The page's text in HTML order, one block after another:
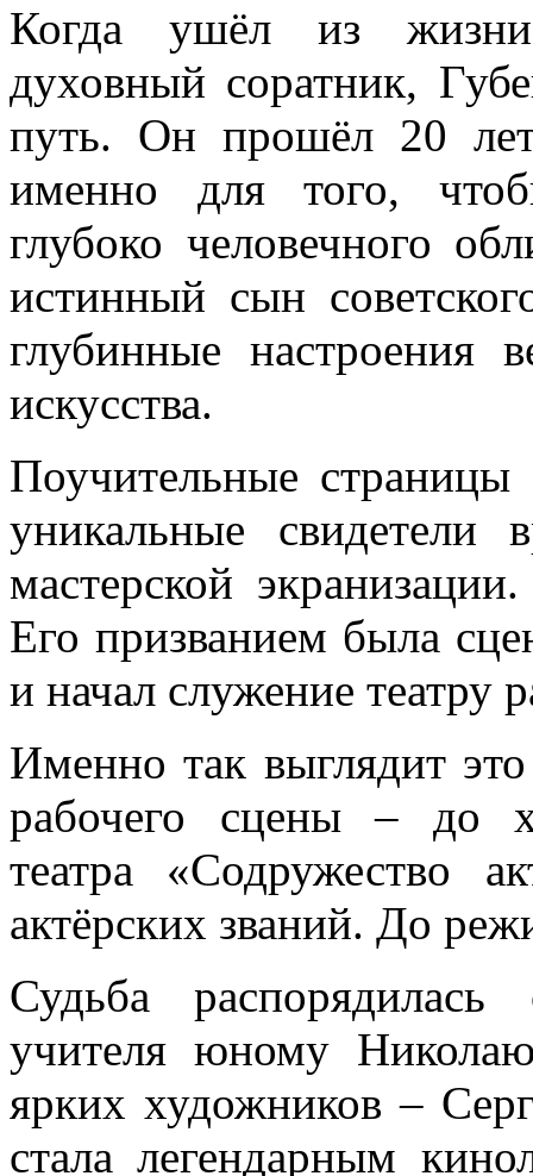
Когда ушёл из
духовный соратник,
путь. Он прошёл 20
именно для того,
глубоко человечного
истинный сын
глубинные настроения
искусства.
Поучительные
уникальные
мастерской
Его призванием была
и начал служение театру
Именно так выглядит
рабочего сцены – до
театра «Содружество
актёрских званий. До
Судьба
учителя юному
ярких художников –
стала легендарным